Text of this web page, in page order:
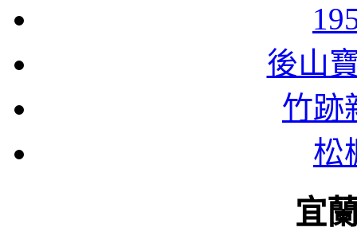
後山
竹跡
松
宜